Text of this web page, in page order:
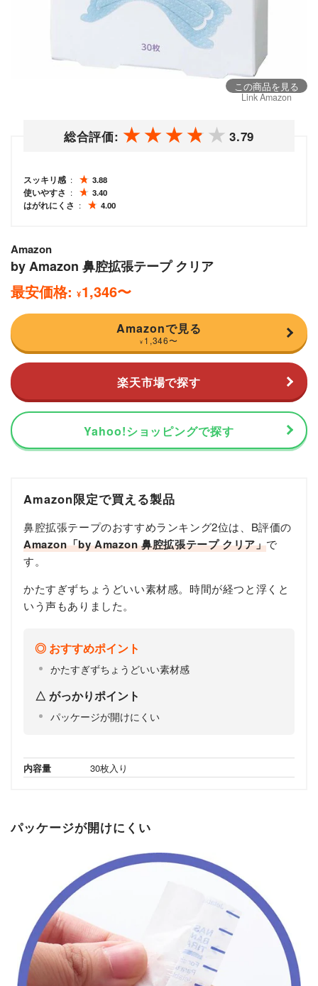
この商品を見る
Link Amazon
総合評価: 3.79
スッキリ感
3.88
使いやすさ
3.40
はがれにくさ
4.00
Amazon
by Amazon 鼻腔拡張テープ クリア
最安価格: ¥1,346〜
Amazonで見る
¥ 1,346〜
楽天市場で探す
Yahoo!ショッピングで探す
Amazon限定で買える製品
鼻腔拡張テープのおすすめランキング2位は、B評価の
Amazon「by Amazon 鼻腔拡張テープ クリア」で
す。
かたすぎずちょうどいい素材感。時間が経つと浮くと
いう声もありました。
おすすめポイント
かたすぎずちょうどいい素材感
がっかりポイント
パッケージが開けにくい
内容量 30枚入り
パッケージが開けにくい